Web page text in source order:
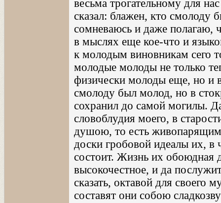
весьма трогательному для
сказал: блажен, кто смолоду
сомневаюсь и даже полагаю,
в мыслях еще кое-что и
к молодым виновникам сего
молодые молоды не только
физически молоды еще, но и
смолоду был молод, но в
сохранил до самой могилы.
словоблудия моего, в
душою, то есть
доски гробовой идеалы их, в
состоит. Жизнь их обоюдная
высокочестное, и да
сказать, октавой для своего
составят они собою